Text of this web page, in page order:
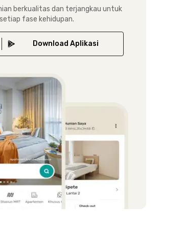
berkualitas dan terjangkau untuk
fase kehidupan.
Download Aplikasi